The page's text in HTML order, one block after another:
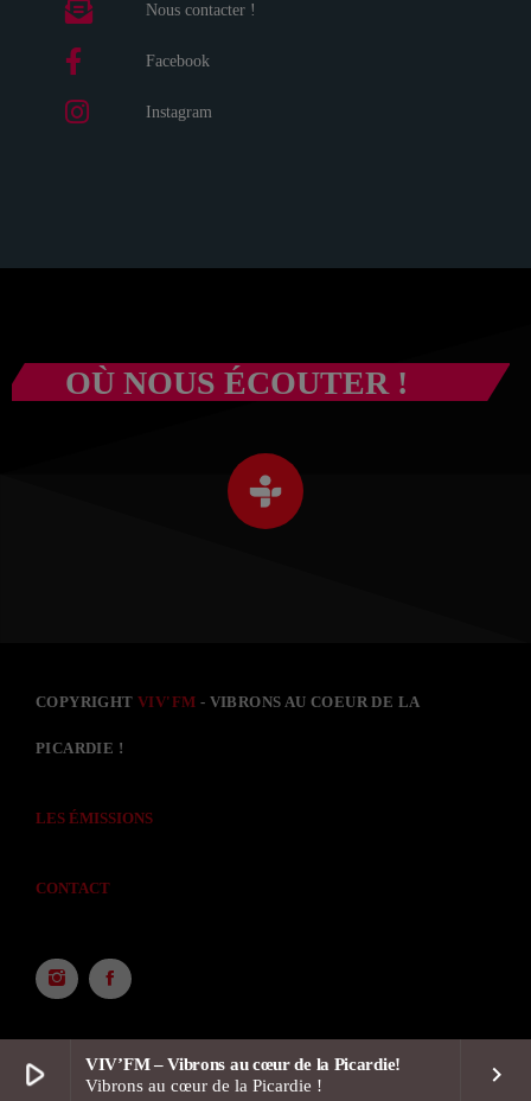
play_arrow
VIV’FM – Vibrons au cœur de la Picardie!
Vibrons au cœur de la Picardie !
keyboard_arrow_right
Nous contacter !
Facebook
Instagram
OÙ NOUS ÉCOUTER !
COPYRIGHTVIV'FM - VIBRONS AU COEUR DE LA
PICARDIE !
LES ÉMISSIONS
CONTACT